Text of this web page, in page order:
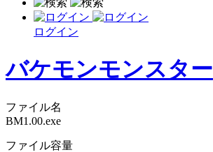
ログイン
バケモンモンスター
ファイル名
BM1.00.exe
ファイル容量